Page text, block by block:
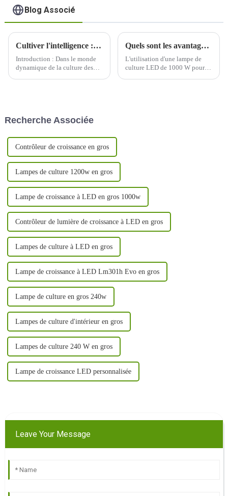
Blog Associé
Cultiver l'intelligence : éclairer l'avenir avec des lampes de culture à LED
Introduction : Dans le monde
dynamique de la culture des
voyage pour cultiver de
difficile...
Quels sont les avantages du jardinage intérieur lorsqu'on utilise une lampe de culture LED de 1000 W ?
L'utilisation d'une lampe de
culture LED de 1000 W pour le
Recherche Associée
Contrôleur de croissance en gros
Lampes de culture 1200w en gros
Lampe de croissance à LED en gros 1000w
Contrôleur de lumière de croissance à LED en gros
Lampes de culture à LED en gros
Lampe de croissance à LED Lm301h Evo en gros
Lampe de culture en gros 240w
Lampes de culture d'intérieur en gros
Lampes de culture 240 W en gros
Lampe de croissance LED personnalisée
Leave Your Message